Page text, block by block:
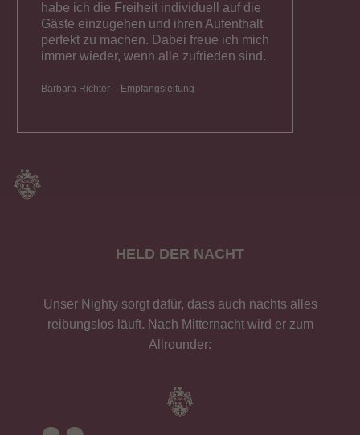
habe ich die Freiheit individuell auf die
Gäste einzugehen und ihren Aufenthalt
perfekt zu machen. Dabei freue ich mich
immer wieder, wenn alle zufrieden sind.
Barbara Richter – Empfangsleitung
HELD DER NACHT
Unser Nighty sorgt dafür, dass auch nachts alles
reibungslos läuft. Nach Mitternacht wird er zum
Allrounder: